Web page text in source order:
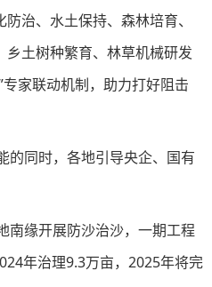
治、水土保持、森林培育、
土树种繁育、林草机械研发
家联动机制，助力打好阻击
的同时，各地引导央企、国有
南缘开展防沙治沙，一期工程
年治理9.3万亩，2025年将完